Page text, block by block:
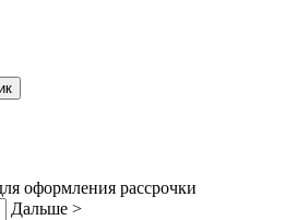
оформления рассрочки
Дальше >